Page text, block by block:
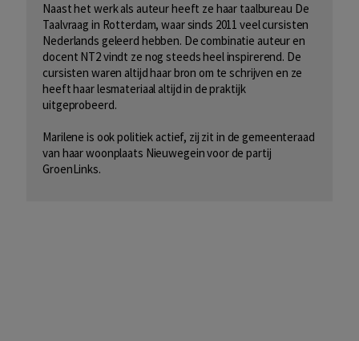
Naast het werk als auteur heeft ze haar taalbureau De
Taalvraag in Rotterdam, waar sinds 2011 veel cursisten
Nederlands geleerd hebben. De combinatie auteur en
docent NT2 vindt ze nog steeds heel inspirerend. De
cursisten waren altijd haar bron om te schrijven en ze
heeft haar lesmateriaal altijd in de praktijk
uitgeprobeerd.
Marilene is ook politiek actief, zij zit in de gemeenteraad
van haar woonplaats Nieuwegein voor de partij
GroenLinks.